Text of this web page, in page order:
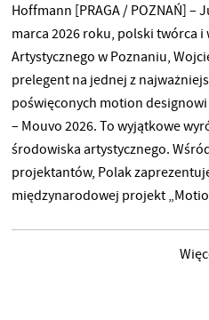
Hoffmann [PRAGA / POZNAŃ] –
marca 2026 roku, polski twórca i
Artystycznego w Poznaniu,
prelegent na jednej z
poświęconych motion
– Mouvo 2026. To wyjątkowe
środowiska artystycznego.
projektantów, Polak
międzynarodowej projekt
projekt to autorska kompilacja